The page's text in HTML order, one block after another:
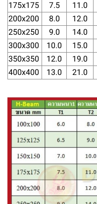
175x175
7.5 11.0
200x200
8.0 12.0
250x250
9.0 14.0
300x300
10.0 15.0
350x350
12.0 19.0
400x400
13.0 21.0